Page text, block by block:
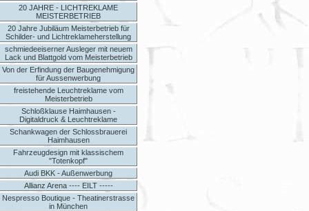
20 JAHRE - LICHTREKLAME
MEISTERBETRIEB
20 Jahre Jubiläum Meisterbetrieb für
Schilder- und Lichtreklameherstellung
schmiedeeiserner Ausleger mit neuem
Lack und Blattgold vom Meisterbetrieb
Von der Erfindung der Baugenehmigung
für Aussenwerbung
freistehende Leuchtreklame vom
Meisterbetrieb
Schloßklause Haimhausen -
Digitaldruck & Leuchtreklame
Schankwagen der Schlossbrauerei
Haimhausen
Fahrzeugdesign mit klassischem
"Totenkopf"
Audi BKK - Außenwerbung
Allianz Arena ---- EILT -----
Nespresso Boutique - Theatinerstrasse
in München